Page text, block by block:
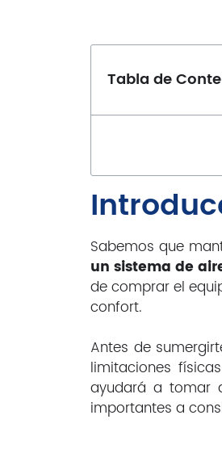
Tabla de
Sabemos que
un sistema de
de comprar el
confort.
Antes de
limitaciones
ayudará a tomar
importantes a